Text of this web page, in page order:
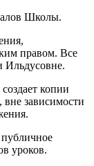
Школы.
правом. Все
Ильдусовне.
копии
зависимости
уроков.